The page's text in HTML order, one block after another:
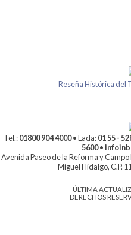
Reseña Histórica del
Tel.:01800 904 4000• Lada:01 55 -
5600•
Avenida Paseo de la Reforma y
Miguel Hidalgo, C.P.
ÚLTIMA
DERECHOS